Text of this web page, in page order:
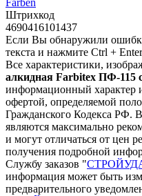
Farben
Штрихкод
4690416101437
Если Вы обнаружили
текста и нажмите Ctrl + Enter
Все характеристики,
алкидная Farbitex ПФ-115
информационный характер
офертой, определяемой
Гражданского Кодекса РФ.
являются максимально
и могут отличаться от цен
получения подробной
Службу заказов "
информация может быть
предварительного